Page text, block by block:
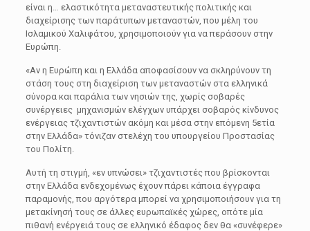
είναι η… ελαστικότητα μεταναστευτικής πολιτικής και
διαχείρισης των παράτυπων μεταναστών, που μέλη του
Ισλαμικού Χαλιφάτου, χρησιμοποιούν για να περάσουν στην
Ευρώπη.
«Αν η Ευρώπη και η Ελλάδα αποφασίσουν να σκληρύνουν τη
στάση τους στη διαχείριση των μεταναστών στα ελληνικά
σύνορα και παράλια των νησιών της, χωρίς σοβαρές
συνέργειες μηχανισμών ελέγχων υπάρχει σοβαρός κίνδυνος
ενέργειας τζιχαντιστών ακόμη και μέσα στην επόμενη 5ετία
στην Ελλάδα» τόνιζαν στελέχη του υπουργείου Προστασίας
του Πολίτη.
Αυτή τη στιγμή, «εν υπνώσει» τζιχαντιστές που βρίσκονται
στην Ελλάδα ενδεχομένως έχουν πάρει κάποια έγγραφα
παραμονής, που αργότερα μπορεί να χρησιμοποιήσουν για τη
μετακίνησή τους σε άλλες ευρωπαϊκές χώρες, οπότε μία
πιθανή ενέργειά τους σε ελληνικό έδαφος δεν θα «συνέφερε»